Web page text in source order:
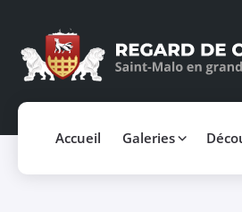
Accueil Galeries